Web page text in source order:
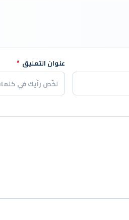
عنوان التعليق *